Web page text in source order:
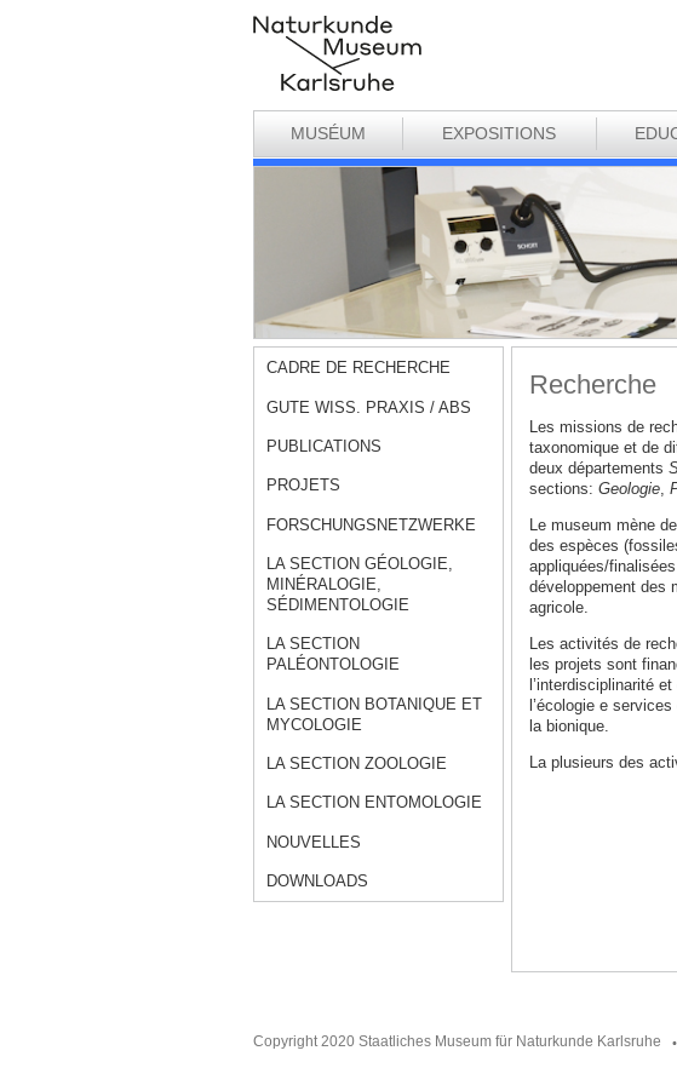
MUSÉUM EXPOSITIONS
CADRE DE RECHERCHE
GUTE WISS. PRAXIS / ABS
PUBLICATIONS
PROJETS
FORSCHUNGSNETZWERKE
LA SECTION GÉOLOGIE,
MINÉRALOGIE,
SÉDIMENTOLOGIE
LA SECTION
PALÉONTOLOGIE
LA SECTION BOTANIQUE ET
MYCOLOGIE
LA SECTION ZOOLOGIE
LA SECTION ENTOMOLOGIE
NOUVELLES
DOWNLOADS
Recherche
Les missions de
taxonomique et de
deux départements
sections: Geologie,
Le museum mène
des espèces
appliquées/
développement des
agricole.
Les activités de
les projets sont
l’interdisciplinarité
l’écologie e
la bionique.
La plusieurs des
Copyright 2020 Staatliches Museum für Naturkunde Karlsruhe